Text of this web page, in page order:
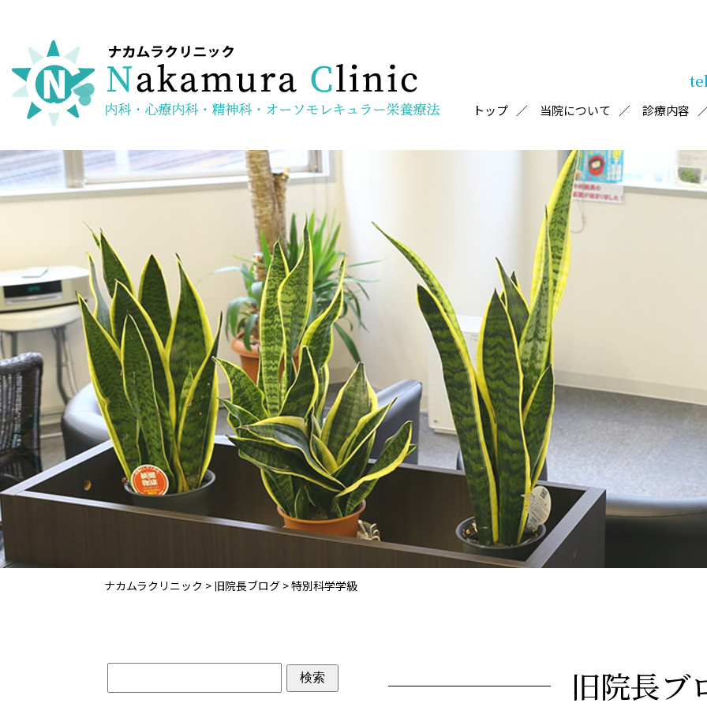
トップ 当院について 診療内容
ナカムラクリニック > 旧院長ブログ >特別科学学級
旧院長ブ